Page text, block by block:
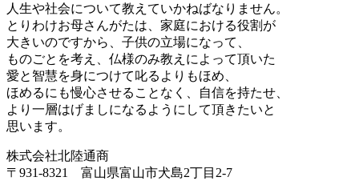
人生や社会について教えていかねばなりません。
とりわけお母さんがたは、家庭における役割が
大きいのですから、子供の立場になって、
ものごとを考え、仏様のみ教えによって頂いた
愛と智慧を身につけて叱るよりもほめ、
ほめるにも慢心させることなく、自信を持たせ、
より一層はげましになるようにして頂きたいと
思います。
株式会社北陸通商
〒931-8321 富山県富山市犬島2丁目2-7